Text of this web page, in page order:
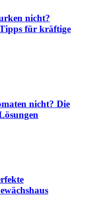
nicht?
für kräftige
nicht? Die